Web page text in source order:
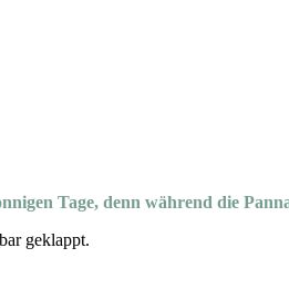
Tage, denn während die
geklappt.